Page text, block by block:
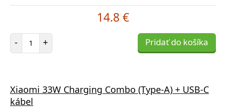
14.8 €
- Počet položiek
+ Pridať do košíka
Xiaomi 33W Charging Combo (Type-A) + USB-C
kábel